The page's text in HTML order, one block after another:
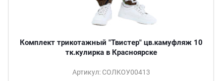
Комплект трикотажный "Твистер" цв.камуфляж 10
тк.кулирка в Красноярске
Артикул: СОЛКОУ00413